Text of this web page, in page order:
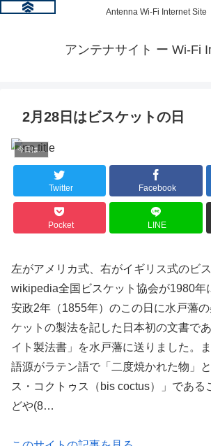
Antenna Wi-Fi Internet Site
アンテナサイト ー Wi-Fi
2月28日はビスケットの日
今日は何の日？
Twitter Facebook
Pocket LINE
左がアメリカ式、右がイギリス式のビ
wikipedia全国ビスケット協会が1980年
安政2年（1855年）のこの日に水戸藩
ケットの製法を記した日本初の文書で
イト製法書」を水戸藩に送りました。
語源がラテン語で「二度焼かれた物」
ス・コクトゥス（bis coctus）」である
どや(8…